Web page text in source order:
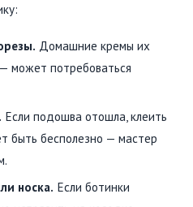
Домашние кремы их
может потребоваться
Если подошва отошла, клеить
быть бесполезно — мастер
носка. Если ботинки